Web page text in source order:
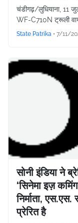
चंडीगढ़/लुधियाना, 11
WF-C710N ट्रूली
State Patrika • 7/11/
सोनी इंडिया ने
‘सिनेमा इज़
निर्माता, एस.एस.
प्रेरित है